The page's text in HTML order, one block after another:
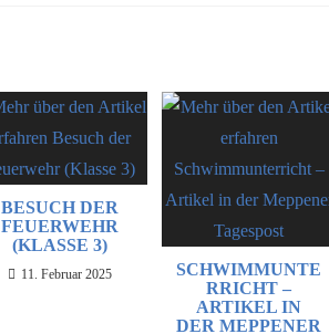
BESUCH DER
FEUERWEHR
(KLASSE 3)
11. Februar 2025
SCHWIMMUNTE
RRICHT –
ARTIKEL IN
DER MEPPENER